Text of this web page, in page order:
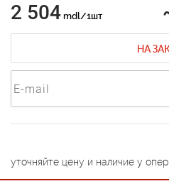
2 504 mdl/1шт
НА
уточняйте цену и наличие у